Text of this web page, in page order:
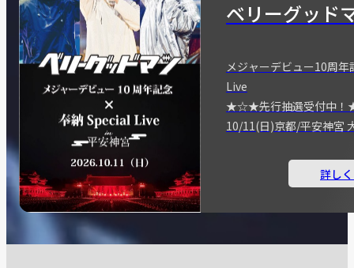
ベリーグッド
メジャーデビュー10周
Live
★☆★先行抽選受付中
10/11(日)京都/平安神宮
詳し